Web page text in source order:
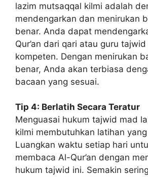
lazim mutsaqqal kilmi adalah
mendengarkan dan menirukan
benar. Anda dapat
Qur’an dari qari atau guru tajwid
kompeten. Dengan menirukan
benar, Anda akan terbiasa
bacaan yang sesuai.
Tip 4: Berlatih Secara Teratur
Menguasai hukum tajwid mad
kilmi membutuhkan latihan
Luangkan waktu setiap hari
membaca Al-Qur’an dengan
hukum tajwid ini. Semakin